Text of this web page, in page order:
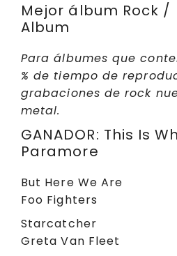
Mejor álbum Rock /
Album
Para álbumes que
% de tiempo de
grabaciones de rock
metal.
GANADOR: This Is
Paramore
But Here We Are
Foo Fighters
Starcatcher
Greta Van Fleet